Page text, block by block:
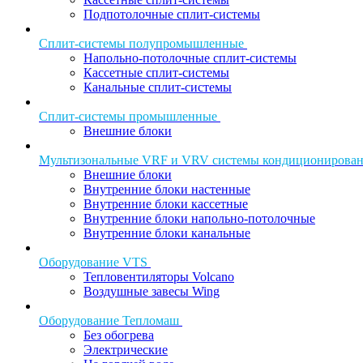
Подпотолочные сплит-системы
Сплит-системы полупромышленные
Напольно-потолочные сплит-системы
Кассетные сплит-системы
Канальные сплит-системы
Сплит-системы промышленные
Внешние блоки
Мультизональные VRF и VRV системы
Внешние блоки
Внутренние блоки настенные
Внутренние блоки кассетные
Внутренние блоки напольно-потолочные
Внутренние блоки канальные
Оборудование VTS
Тепловентиляторы Volcano
Воздушные завесы Wing
Оборудование Тепломаш
Без обогрева
Электрические